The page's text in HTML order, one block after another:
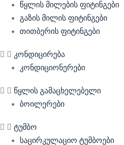
წყლის მილების ფიტინგები
გაზის მილის ფიტინგები
თითბერის ფიტინგები
კონდიცირება
კონდიციონერები
წყლის გამაცხელებელი
ბოილერები
ტუმბო
საცირკულაციო ტუმბოები